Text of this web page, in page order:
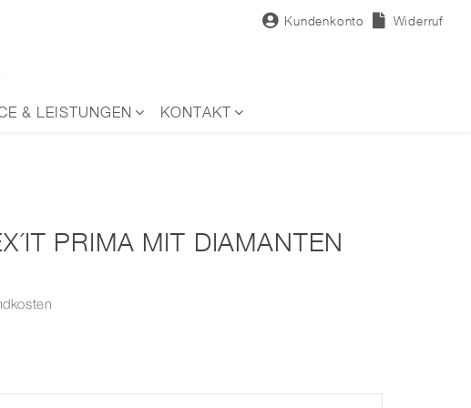
Kundenkonto Widerruf
& LEISTUNGEN KONTAKT
PRIMA MIT DIAMANTEN